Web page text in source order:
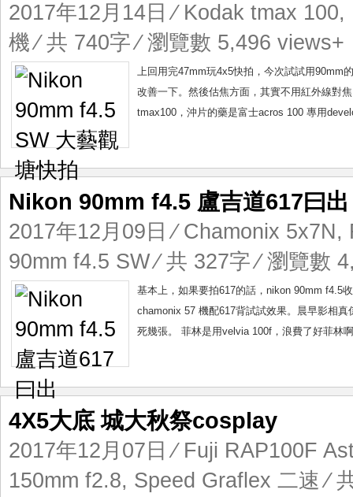
2017年12月14日 ⁄ Kodak tmax 100,
機⁄ 共 740字 ⁄ 瀏覽數 5,496 views+
上回用完47mm玩4x5快拍，今次試試用90mm
改善一下。然後估焦方面，其實不用紅外線對
tmax100，沖片的藥是富士acros 100 專用
Nikon 90mm f4.5 盧吉道617曰出
2017年12月09日 ⁄ Chamonix 5x7N,
90mm f4.5 SW⁄ 共 327字 ⁄ 瀏覽數
基本上，如果要拍617的話，nikon 90mm f4.5
chamonix 57 機配617背試試效果。晨早影相
死幾張。 菲林是用velvia 100f，浪費了好菲林
4X5大底 城大秋祭cosplay
2017年12月07日 ⁄ Fuji RAP100F
150mm f2.8, Speed Graflex 二速⁄